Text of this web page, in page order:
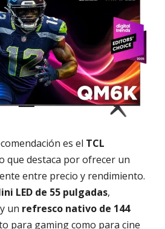
es el TCL
que destaca por ofrecer un
entre precio y rendimiento.
LED de 55 pulgadas,
y un refresco nativo de 144
para gaming como para cine